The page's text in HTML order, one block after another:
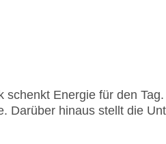
Energie für den Tag.
Darüber hinaus stellt die